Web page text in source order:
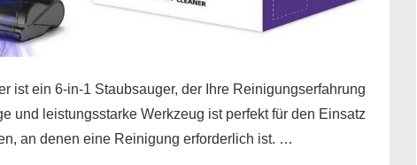
ist ein 6-in-1 Staubsauger, der Ihre Reinigungserfahrung
und leistungsstarke Werkzeug ist perfekt für den Einsatz
an denen eine Reinigung erforderlich ist. …